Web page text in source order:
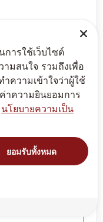
การใช้เว็บไซต์
มสนใจ รวมถึงเพื่อ
ำความเข้าใจว่าผู้ใช้
าความยินยอมการ
นโยบายความเป็น
ยอมรับทั้งหมด